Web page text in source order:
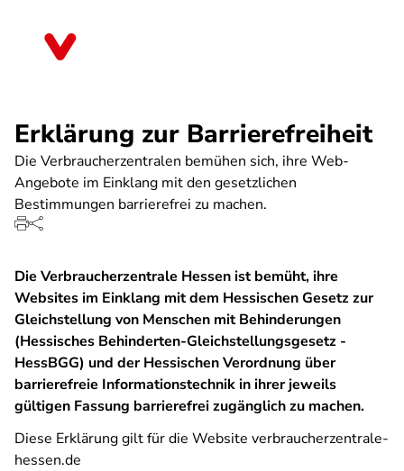
Erklärung zur Barrierefreiheit
Die Verbraucherzentralen bemühen sich, ihre Web-
Angebote im Einklang mit den gesetzlichen
Bestimmungen barrierefrei zu machen.
Die Verbraucherzentrale Hessen ist bemüht, ihre
Websites im Einklang mit dem Hessischen Gesetz zur
Gleichstellung von Menschen mit Behinderungen
(Hessisches Behinderten-Gleichstellungsgesetz -
HessBGG) und der Hessischen Verordnung über
barrierefreie Informationstechnik in ihrer jeweils
gültigen Fassung barrierefrei zugänglich zu machen.
Diese Erklärung gilt für die Website verbraucherzentrale-
hessen.de